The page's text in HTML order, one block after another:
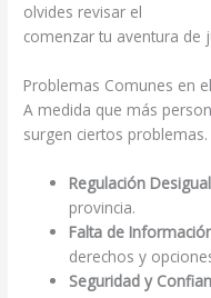
olvides revisar el
comenzar tu aventura de
Problemas Comunes en
A medida que más
surgen ciertos
Regulación
provincia.
Falta de
derechos y
Seguridad y